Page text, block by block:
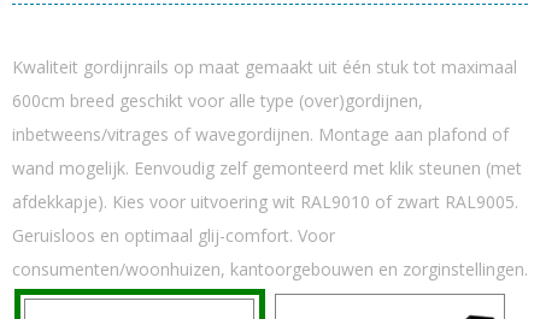
Kwaliteit gordijnrails op maat gemaakt uit één stuk tot maximaal
600cm breed geschikt voor alle type (over)gordijnen,
inbetweens/vitrages of wavegordijnen. Montage aan plafond of
wand mogelijk. Eenvoudig zelf gemonteerd met klik steunen (met
afdekkapje). Kies voor uitvoering wit RAL9010 of zwart RAL9005.
Geruisloos en optimaal glij-comfort. Voor
consumenten/woonhuizen, kantoorgebouwen en zorginstellingen.